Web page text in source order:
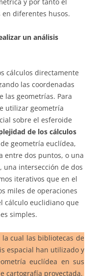
diferentes husos.
un análisis
cálculos directamente
las coordenadas
las geometrías. Para
utilizar geometría
sobre el esferoide
de los cálculos
geometría euclídea,
entre dos puntos, o una
intersección de dos
iterativos que en el
miles de operaciones
cálculo euclidiano que
simples.
cual las bibliotecas de
espacial han utilizado y
euclídea en sus
cartografía proyectada.